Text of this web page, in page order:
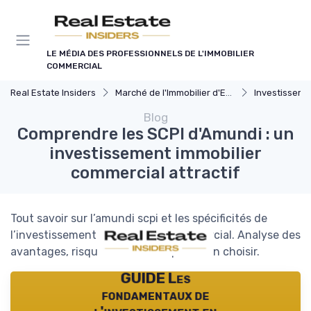
LE MÉDIA DES PROFESSIONNELS DE L'IMMOBILIER
COMMERCIAL
Real Estate Insiders Marché de l'Immobilier d'Entreprise Investissements
Blog
Comprendre les SCPI d'Amundi : un
investissement immobilier
commercial attractif
Tout savoir sur l’amundi scpi et les spécificités de
l’investissement en immobilier commercial. Analyse des
avantages, risques et conseils pour bien choisir.
GUIDE Les
fondamentaux de